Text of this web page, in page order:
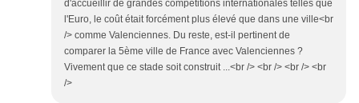
d'accueillir de grandes compétitions internationales telles que
l'Euro, le coût était forcément plus élevé que dans une ville<br
/> comme Valenciennes. Du reste, est-il pertinent de
comparer la 5ème ville de France avec Valenciennes ?
Vivement que ce stade soit construit ...<br /> <br /> <br /> <br
/>